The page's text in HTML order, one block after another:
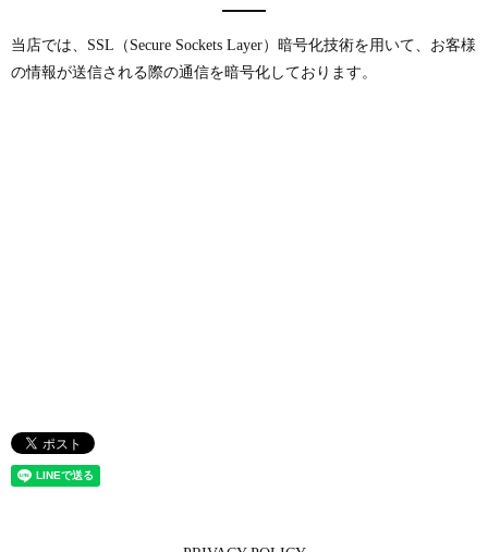
当店では、SSL（Secure Sockets Layer）暗号化技術を用いて、お客様
の情報が送信される際の通信を暗号化しております。